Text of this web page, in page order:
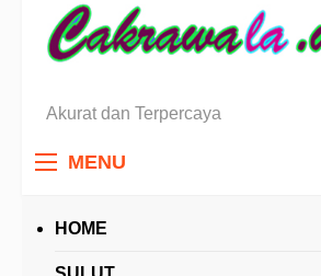
Berita Sulawesi Utara
Akurat dan Terpercaya
MENU
HOME
HEADLINES